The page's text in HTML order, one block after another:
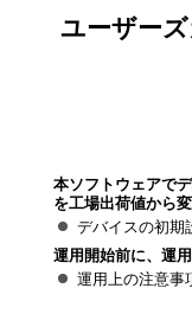
ユーザー
本ソフトウェアで
を工場出荷値から
デバイスの初期
運用開始前に、運
運用上の注意事